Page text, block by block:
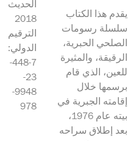
الحديث
2018
الترقيم
الدولي:
7-448-
23-
9948-
978
يقدم هذا الكتاب
سلسلة رسومات
الصلحي الحبرية،
الرقيقة، والمثيرة
للعين، الذي قام
برسمها خلال
إقامته الجبرية في
بيته عام 1976،
بعد إطلاق سراحه